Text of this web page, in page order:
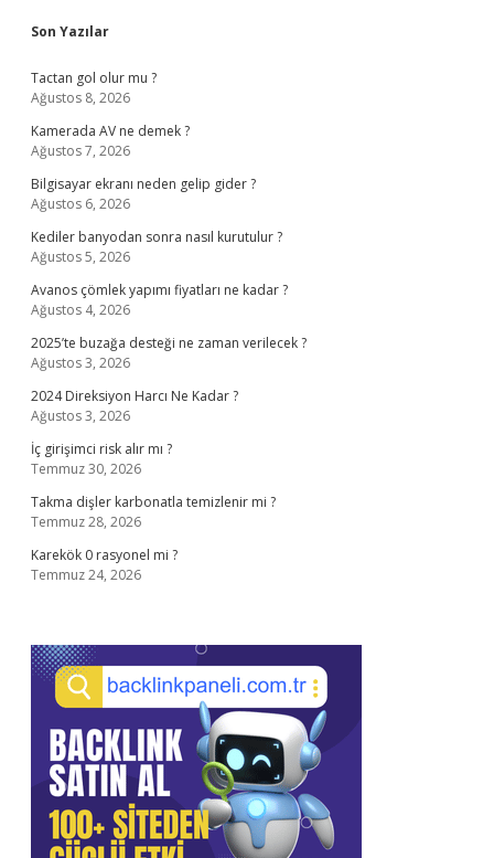
Sidebar
Son Yazılar
Tactan gol olur mu ?
Ağustos 8, 2026
Kamerada AV ne demek ?
Ağustos 7, 2026
Bilgisayar ekranı neden gelip gider ?
Ağustos 6, 2026
Kediler banyodan sonra nasıl kurutulur ?
Ağustos 5, 2026
Avanos çömlek yapımı fiyatları ne kadar ?
Ağustos 4, 2026
2025’te buzağa desteği ne zaman verilecek ?
Ağustos 3, 2026
2024 Direksiyon Harcı Ne Kadar ?
Ağustos 3, 2026
İç girişimci risk alır mı ?
Temmuz 30, 2026
Takma dişler karbonatla temizlenir mi ?
Temmuz 28, 2026
Karekök 0 rasyonel mi ?
Temmuz 24, 2026